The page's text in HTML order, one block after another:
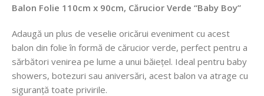
Balon Folie 110cm x 90cm, Cărucior Verde “Baby Boy”
Adaugă un plus de veselie oricărui eveniment cu acest
balon din folie în formă de cărucior verde, perfect pentru a
sărbători venirea pe lume a unui băiețel. Ideal pentru baby
showers, botezuri sau aniversări, acest balon va atrage cu
siguranță toate privirile.